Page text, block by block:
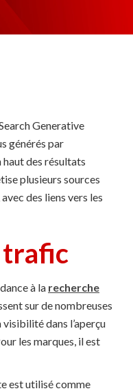
Generative
générés par
des résultats
plusieurs sources
des liens vers les
trafic
à la recherche
sur de nombreuses
dans l’aperçu
les marques, il est
est utilisé comme